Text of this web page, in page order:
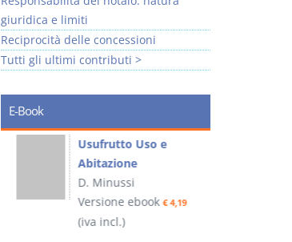
giuridica e limiti
Reciprocità delle concessioni
Tutti gli ultimi contributi >
E-Book
Usufrutto Uso e
Abitazione
D. Minussi
Versione ebook € 4,19
(iva incl.)